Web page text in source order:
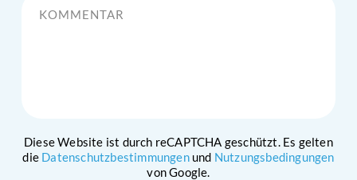
Diese Website ist durch reCAPTCHA geschützt. Es gelten
die Datenschutzbestimmungenund Nutzungsbedingungen
von Google.